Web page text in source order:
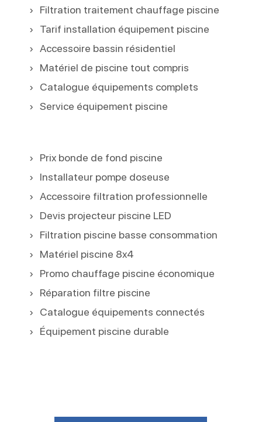
Filtration traitement chauffage piscine
Tarif installation équipement piscine
Accessoire bassin résidentiel
Matériel de piscine tout compris
Catalogue équipements complets
Service équipement piscine
Prix bonde de fond piscine
Installateur pompe doseuse
Accessoire filtration professionnelle
Devis projecteur piscine LED
Filtration piscine basse consommation
Matériel piscine 8x4
Promo chauffage piscine économique
Réparation filtre piscine
Catalogue équipements connectés
Équipement piscine durable